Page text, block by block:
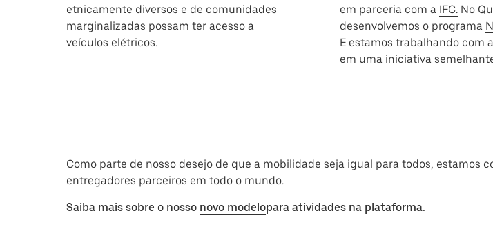
etnicamente diversos e de comunidades
marginalizadas possam ter acesso a
veículos elétricos.
em parceria com a IFC. No
desenvolvemos o programa
E estamos trabalhando com a
em uma iniciativa
Como parte de nosso desejo de que a mobilidade seja igual para todos,
entregadores parceiros em todo o mundo.
Saiba mais sobre o nosso novo modelopara atividades na plataforma.